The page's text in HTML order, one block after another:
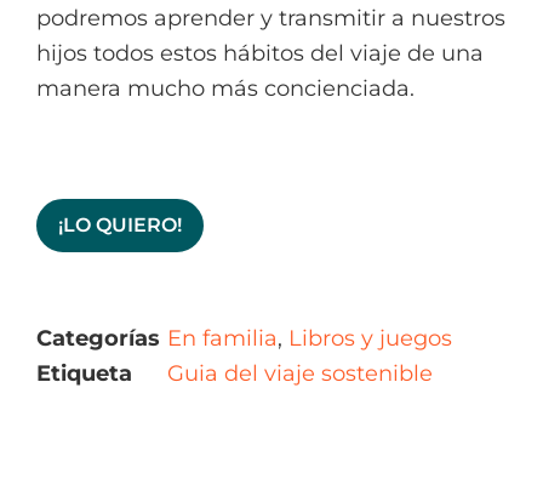
podremos aprender y transmitir a nuestros
hijos todos estos hábitos del viaje de una
manera mucho más concienciada.
¡LO QUIERO!
Categorías En familia, Libros y juegos
Etiqueta
Guia del viaje sostenible